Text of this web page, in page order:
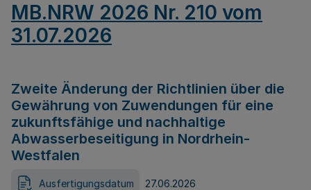
MB.NRW 2026 Nr. 210 vom
31.07.2026
Zweite Änderung der Richtlinien über die
Gewährung von Zuwendungen für eine
zukunftsfähige und nachhaltige
Abwasserbeseitigung in Nordrhein-
Westfalen
Ausfertigungsdatum 27.06.2026